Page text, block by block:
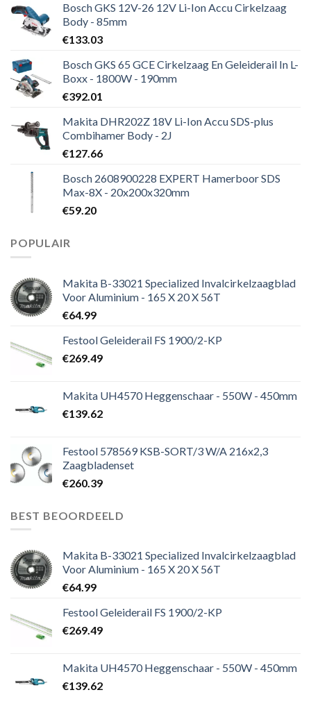
Bosch GKS 12V-26 12V Li-Ion Accu Cirkelzaag
Body - 85mm
€133.03
Bosch GKS 65 GCE Cirkelzaag En Geleiderail In L-
Boxx - 1800W - 190mm
€392.01
Makita DHR202Z 18V Li-Ion Accu SDS-plus
Combihamer Body - 2J
€127.66
Bosch 2608900228 EXPERT Hamerboor SDS
Max-8X - 20x200x320mm
€59.20
POPULAIR
Makita B-33021 Specialized Invalcirkelzaagblad
Voor Aluminium - 165 X 20 X 56T
€64.99
Festool Geleiderail FS 1900/2-KP
€269.49
Makita UH4570 Heggenschaar - 550W - 450mm
€139.62
Festool 578569 KSB-SORT/3 W/A 216x2,3
Zaagbladenset
€260.39
BEST BEOORDEELD
Makita B-33021 Specialized Invalcirkelzaagblad
Voor Aluminium - 165 X 20 X 56T
€64.99
Festool Geleiderail FS 1900/2-KP
€269.49
Makita UH4570 Heggenschaar - 550W - 450mm
€139.62